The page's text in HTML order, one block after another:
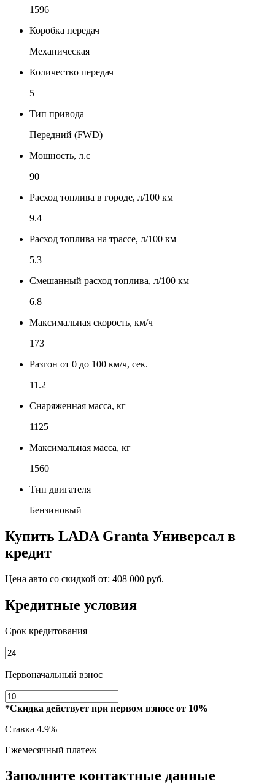
1596
Коробка передач
Механическая
Количество передач
5
Тип привода
Передний (FWD)
Мощность, л.с
90
Расход топлива в городе, л/100 км
9.4
Расход топлива на трассе, л/100 км
5.3
Смешанный расход топлива, л/100 км
6.8
Максимальная скорость, км/ч
173
Разгон от 0 до 100 км/ч, сек.
11.2
Снаряженная масса, кг
1125
Максимальная масса, кг
1560
Тип двигателя
Бензиновый
Купить LADA Granta Универсал в
кредит
Цена авто со скидкой от: 408 000 руб.
Кредитные условия
Срок кредитования
Первоначальный взнос
*Скидка действует при первом взносе от 10%
Ставка 4.9%
Ежемесячный платеж
Заполните контактные данные